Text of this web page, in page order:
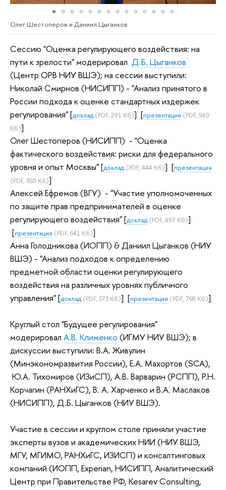
Олег Шестоперов и Даниил Цыганков
Сессию "Оценка регулирующего воздействия: на
пути к зрелости" модерировал Д.Б. Цыганков
(Центр ОРВ НИУ ВШЭ); на сессии выступили:
Николай Смирнов (НИСИПП) - "Анализ принятого в
России подхода к оценке стандартных издержек
регулирования" [доклад (PDF, 291 Кб)] [презентация (PDF, 540
Кб)]
Олег Шестоперов (НИСИПП) - "Оценка
фактического воздействия: риски для федерального
уровня и опыт Москвы"[доклад (PDF, 444 Кб)] [презентация
(PDF, 350 Кб)]
Алексей Ефремов (ВГУ) - "Участие уполномоченных
по защите прав предпринимателей в оценке
регулирующего воздействия"[доклад (PDF, 497 Кб)]
[презентация (PDF, 641 Кб)]
Анна Голодникова (ИОПП) & Даниил Цыганков (НИУ
ВШЭ) - "Анализ подходов к определению
предметной области оценки регулирующего
воздействия на различных уровнях публичного
управления"[доклад (PDF, 573 Кб)] [презентация (PDF, 768 Кб)]
Круглый стол "Будущее регулирования"
модерировал А.В. Клименко (ИГМУ НИУ ВШЭ); в
дискуссии выступили: В.А. Живулин
(Минэкономразвития России), Е.А. Махортов (SCA),
Ю.А. Тихомиров (ИЗиСП), А.В. Варварин (РСПП), Р.Н.
Корчагин (РАНХиГС), В. А. Харченко и В.А. Маслаков
(НИСИПП), Д.Б. Цыганков (НИУ ВШЭ).
Участие в сессии и круглом столе приняли участие
эксперты вузов и академических НИИ (НИУ ВШЭ,
МГУ, МГИМО, РАНХиГС, ИЗИСП) и консалтинговых
компаний (ИОПП, Experian, НИСИПП, Аналитический
Центр при Правительстве РФ, Kesarev Consulting,